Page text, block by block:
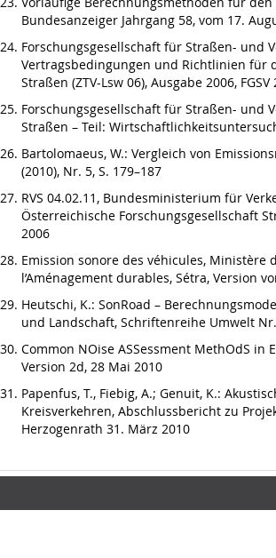
Bundesanzeiger Jahrgang 58, vom 17.
Forschungsgesellschaft für Straßen- und
Vertragsbedingungen und Richtlinien für
Straßen (ZTV-Lsw 06), Ausgabe 2006, FGSV
Forschungsgesellschaft für Straßen- und
Straßen – Teil:
Bartolomaeus, W.: Vergleich von
(2010), Nr. 5, S. 179–187
RVS 04.02.11, Bundesministerium für
Österreichische Forschungsgesellschaft
2006
Emission sonore des véhicules, Ministère
l’Aménagement durables, Sétra, Version
Heutschi, K.: SonRoad –
und Landschaft, Schriftenreihe Umwelt
Common NOise ASSessment MethOdS in
Version 2d, 28 Mai 2010
Papenfus, T., Fiebig, A.; Genuit, K.:
Kreisverkehren, Abschlussbericht zu
Herzogenrath 31. März 2010